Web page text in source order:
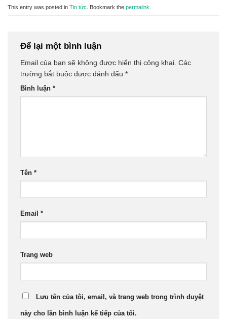
This entry was posted in Tin tức . Bookmark the permalink
Để lại một bình luận
Email của bạn sẽ không được hiển thị công khai. Các
trường bắt buộc được đánh dấu *
Bình luận *
Tên *
Email *
Trang web
Lưu tên của tôi, email, và trang web trong trình duyệt
này cho lần bình luận kế tiếp của tôi.